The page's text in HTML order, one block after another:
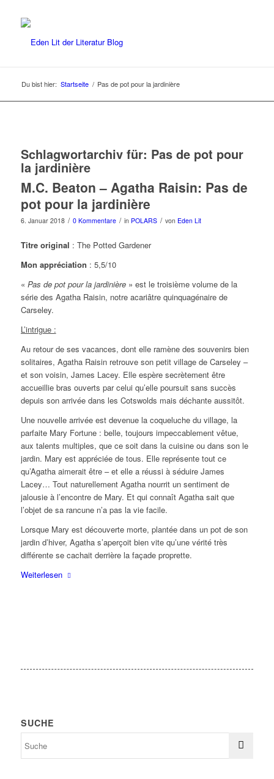
Du bist hier: Startseite / Pas de pot pour la jardinière
Schlagwortarchiv für: Pas de pot pour
la jardinière
M.C. Beaton – Agatha Raisin: Pas de
pot pour la jardinière
6. Januar 2018 / 0 Kommentare / in POLARS / von Eden Lit
Titre original : The Potted Gardener
Mon appréciation : 5,5/10
« Pas de pot pour la jardinière » est le troisième volume de la
série des Agatha Raisin, notre acariâtre quinquagénaire de
Carseley.
L’intrigue :
Au retour de ses vacances, dont elle ramène des souvenirs bien
solitaires, Agatha Raisin retrouve son petit village de Carseley –
et son voisin, James Lacey. Elle espère secrètement être
accueillie bras ouverts par celui qu’elle poursuit sans succès
depuis son arrivée dans les Cotswolds mais déchante aussitôt.
Une nouvelle arrivée est devenue la coqueluche du village, la
parfaite Mary Fortune : belle, toujours impeccablement vêtue,
aux talents multiples, que ce soit dans la cuisine ou dans son le
jardin. Mary est appréciée de tous. Elle représente tout ce
qu’Agatha aimerait être – et elle a réussi à séduire James
Lacey… Tout naturellement Agatha nourrit un sentiment de
jalousie à l’encontre de Mary. Et qui connaît Agatha sait que
l’objet de sa rancune n’a pas la vie facile.
Lorsque Mary est découverte morte, plantée dans un pot de son
jardin d’hiver, Agatha s’aperçoit bien vite qu’une vérité très
différente se cachait derrière la façade proprette.
Weiterlesen
SUCHE